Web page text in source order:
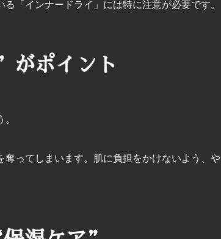
「インナードライ」には特に注意が必要です。
ポイント
ってしまいます。肌に負担をかけないよう、や